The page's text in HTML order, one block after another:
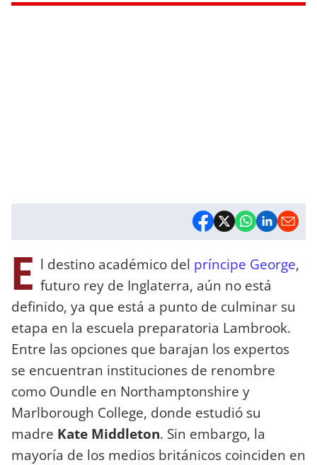
E l destino académico del príncipe George,
futuro rey de Inglaterra, aún no está
definido, ya que está a punto de culminar su
etapa en la escuela preparatoria Lambrook.
Entre las opciones que barajan los expertos
se encuentran instituciones de renombre
como Oundle en Northamptonshire y
Marlborough College, donde estudió su
madre Kate Middleton. Sin embargo, la
mayoría de los medios británicos coinciden en